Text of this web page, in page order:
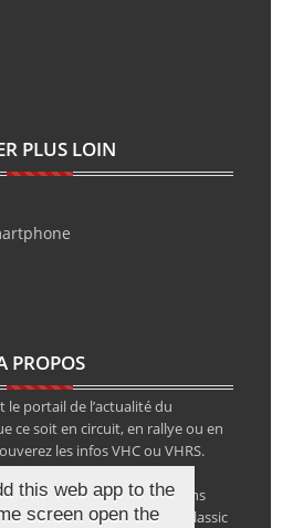
PLUS LOIN
PROPOS
le portail de l’actualité du
ce soit en circuit, en rallye ou en
les infos VHC ou VHRS.
des épreuves ainsi que
de la voiture ancienne, sans
avec notre partenaire Classic
this web app to the
screen open the